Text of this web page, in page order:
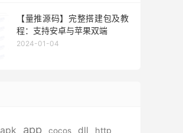
【量推源码】完整搭建包及教
程：支持安卓与苹果双端
2024-01-04
apk app cocos dll http